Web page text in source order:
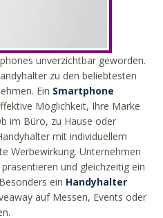
unverzichtbar geworden.
zu den beliebtesten
Ein Smartphone
Möglichkeit, Ihre Marke
im Büro, zu Hause oder
mit individuellem
Werbewirkung. Unternehmen
und gleichzeitig ein
ein Handyhalter
auf Messen, Events oder